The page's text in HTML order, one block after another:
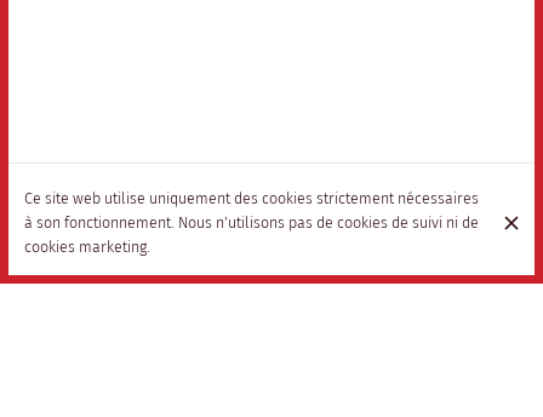
Ce site web utilise uniquement des cookies strictement nécessaires
à son fonctionnement. Nous n'utilisons pas de cookies de suivi ni de
cookies marketing.